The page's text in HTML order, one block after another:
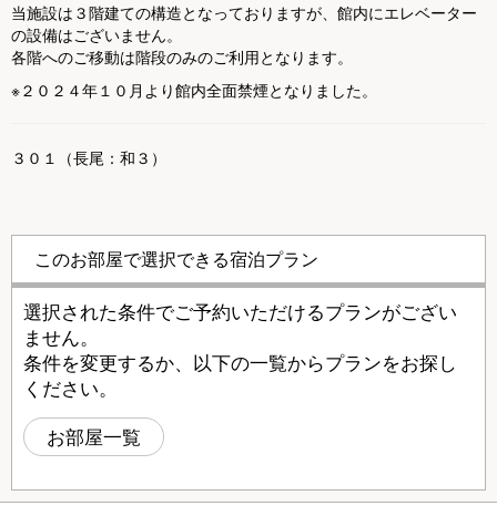
当施設は３階建ての構造となっておりますが、館内にエレベーター
の設備はございません。
各階へのご移動は階段のみのご利用となります。
※２０２４年１０月より館内全面禁煙となりました。
３０１（長尾：和３）
このお部屋で選択できる宿泊プラン
選択された条件でご予約いただけるプランがござい
ません。
条件を変更するか、以下の一覧からプランをお探し
ください。
お部屋一覧